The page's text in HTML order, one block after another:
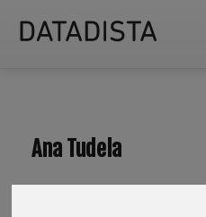
Ana Tudela